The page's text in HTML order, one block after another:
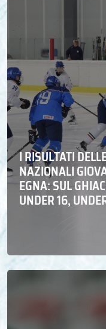
I RISULTATI
NAZIONALI
EGNA: SUL
UNDER 16,